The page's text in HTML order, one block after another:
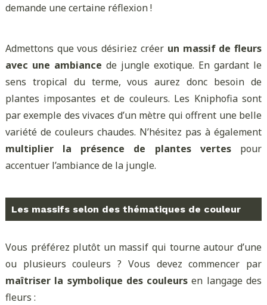
demande une certaine réflexion !
Admettons que vous désiriez créer un massif de fleurs
avec une ambiance de jungle exotique. En gardant le
sens tropical du terme, vous aurez donc besoin de
plantes imposantes et de couleurs. Les Kniphofia sont
par exemple des vivaces d’un mètre qui offrent une belle
variété de couleurs chaudes. N’hésitez pas à également
multiplier la présence de plantes vertespour
accentuer l’ambiance de la jungle.
Les massifs selon des thématiques de couleur
Vous préférez plutôt un massif qui tourne autour d’une
ou plusieurs couleurs ? Vous devez commencer par
maîtriser la symbolique des couleurs en langage des
fleurs :